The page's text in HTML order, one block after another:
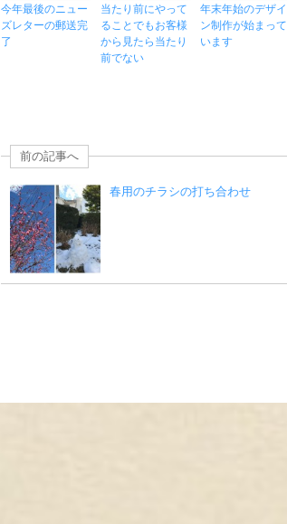
今年最後のニュー
ズレターの郵送完
了
当たり前にやって
ることでもお客様
から見たら当たり
前でない
年末年始のデザイ
ン制作が始まって
います
前の記事へ
春用のチラシの打ち合わせ